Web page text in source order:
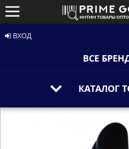
ВХОД
ВСЕ
КАТАЛОГ